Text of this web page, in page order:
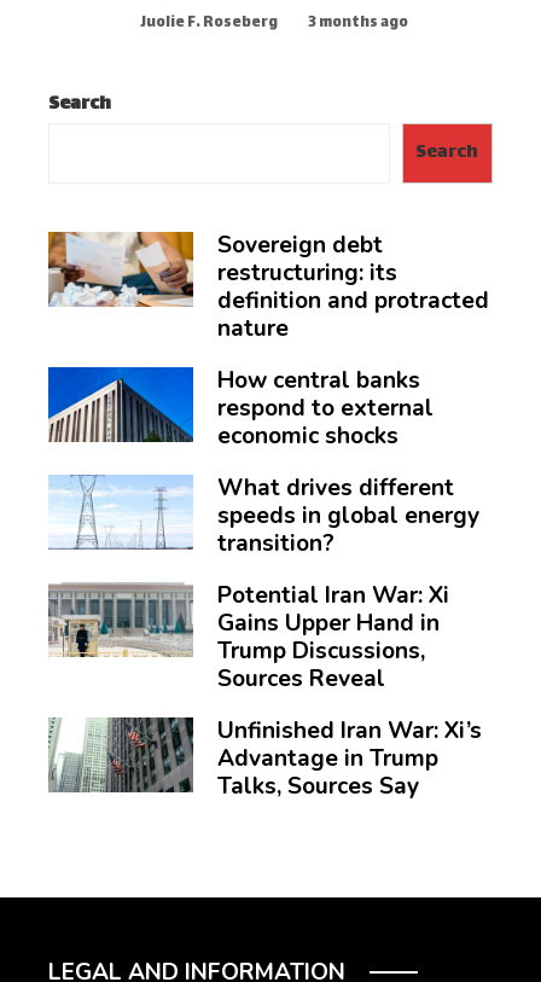
Juolie F. Roseberg 3 months ago
Search
Search
Sovereign debt
restructuring: its
definition and protracted
nature
How central banks
respond to external
economic shocks
What drives different
speeds in global energy
transition?
Potential Iran War: Xi
Gains Upper Hand in
Trump Discussions,
Sources Reveal
Unfinished Iran War: Xi’s
Advantage in Trump
Talks, Sources Say
LEGAL AND INFORMATION